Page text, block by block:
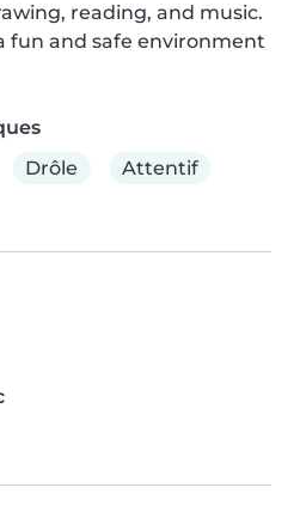
reading, and music.
fun and safe environment
Drôle Attentif